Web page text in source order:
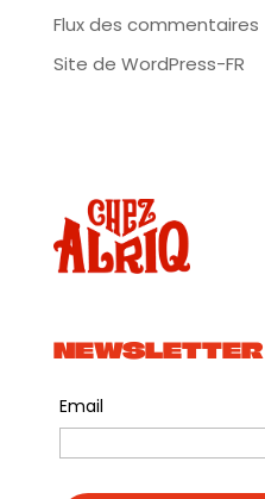
Flux des commentaires
Site de WordPress-FR
NEWSLETTER
Email